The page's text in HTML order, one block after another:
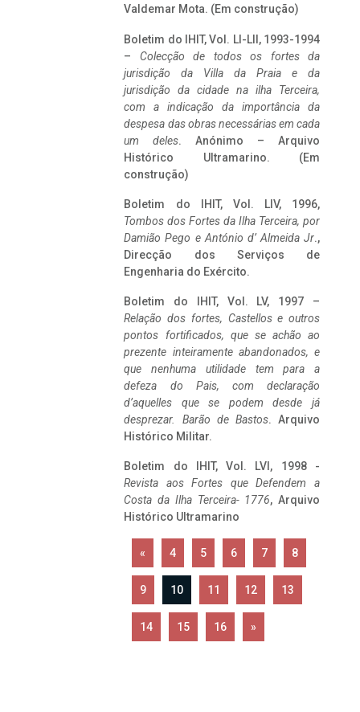
Valdemar Mota. (Em construção)
Boletim do IHIT, Vol. LI-LII, 1993-1994
– Colecção de todos os fortes da
jurisdição da Villa da Praia e da
jurisdição da cidade na ilha Terceira,
com a indicação da importância da
despesa das obras necessárias em cada
um deles. Anónimo – Arquivo
Histórico Ultramarino. (Em
construção)
Boletim do IHIT, Vol. LIV, 1996,
Tombos dos Fortes da Ilha Terceira, por
Damião Pego e António d’ Almeida Jr.,
Direcção dos Serviços de
Engenharia do Exército.
Boletim do IHIT, Vol. LV, 1997 –
Relação dos fortes, Castellos e outros
pontos fortificados, que se achão ao
prezente inteiramente abandonados, e
que nenhuma utilidade tem para a
defeza do Pais, com declaração
d’aquelles que se podem desde já
desprezar. Barão de Bastos. Arquivo
Histórico Militar.
Boletim do IHIT, Vol. LVI, 1998 -
Revista aos Fortes que Defendem a
Costa da Ilha Terceira- 1776, Arquivo
Histórico Ultramarino
« 4 5 6 7 8
9 10 11 12 13
14 15 16 »